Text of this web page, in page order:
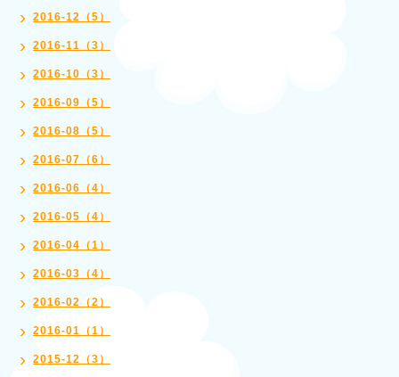
2016-12（5）
2016-11（3）
2016-10（3）
2016-09（5）
2016-08（5）
2016-07（6）
2016-06（4）
2016-05（4）
2016-04（1）
2016-03（4）
2016-02（2）
2016-01（1）
2015-12（3）